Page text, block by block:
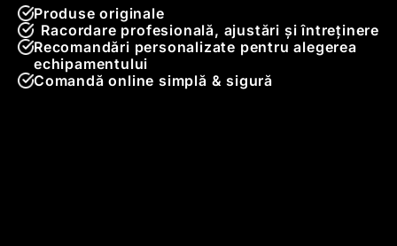
Produse originale
Racordare profesională, ajustări și întreținere
Recomandări personalizate pentru alegerea
echipamentului
Comandă online simplă & sigură